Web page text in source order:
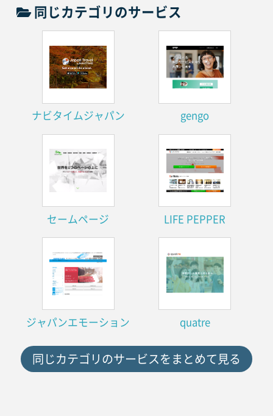
同じカテゴリのサービス
ナビタイムジャパン gengo
セームページ LIFE PEPPER
ジャパンエモーション quatre
同じカテゴリのサービスをまとめて見る